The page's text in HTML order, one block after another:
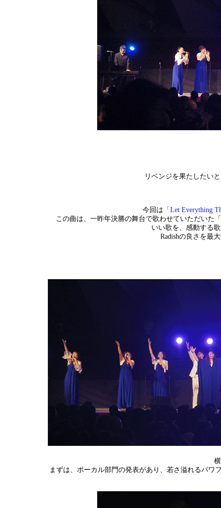
リベンジを果たしたい
今回は 「Let Everything
この曲は、一昨年決勝の舞台で歌わせていただいた
いい歌を、感動する
Radishの良さを最
まずは、ボーカル部門の発表があり、若さ溢れるパワ